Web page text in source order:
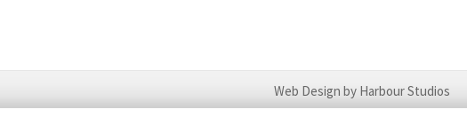
Web Design by Harbour Studios